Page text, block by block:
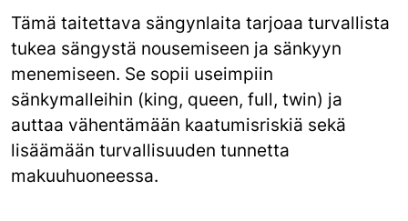
Tämä taitettava sängynlaita tarjoaa turvallista
tukea sängystä nousemiseen ja sänkyyn
menemiseen. Se sopii useimpiin
sänkymalleihin (king, queen, full, twin) ja
auttaa vähentämään kaatumisriskiä sekä
lisäämään turvallisuuden tunnetta
makuuhuoneessa.